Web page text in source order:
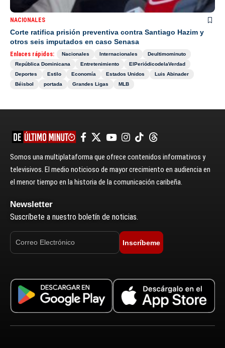
NACIONALES
Corte ratifica prisión preventiva contra Santiago Hazim y
otros seis imputados en caso Senasa
Enlaces rápidos: Nacionales Internacionales
Deultimominuto
República Dominicana
Entretenimiento
ElPeriódicodelaVerdad
Deportes
Estilo Economía Estados Unidos
Luis Abinader
Béisbol
portada Grandes Ligas MLB
Somos una multiplataforma que ofrece contenidos informativos y
televisivos. El medio noticioso de mayor crecimiento en audiencia en
el menor tiempo en la historia de la comunicación caribeña.
Newsletter
Suscríbete a nuestro boletín de noticias.
Inscríbeme